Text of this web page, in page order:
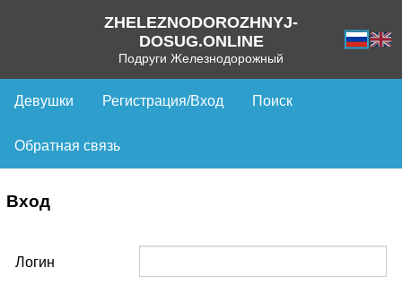
ZHELEZNODOROZHNYJ-
DOSUG.ONLINE
Подруги Железнодорожный
Девушки Регистрация/Вход Поиск
Обратная связь
Вход
Логин